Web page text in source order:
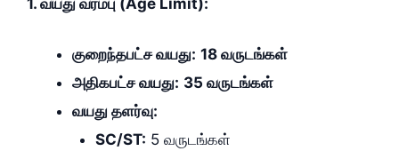
குறைந்தபட்ச வயது: 18 வருடங்கள்
அதிகபட்ச வயது: 35 வருடங்கள்
வயது தளர்வு:
SC/ST: 5 வருடங்கள்